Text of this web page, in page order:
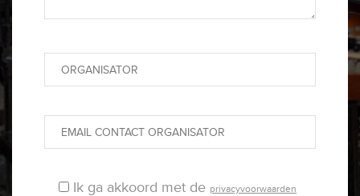
Ik ga akkoord met de privacyvoorwaarden